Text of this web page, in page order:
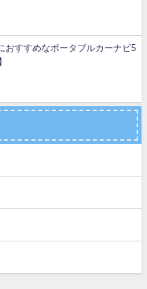
おすすめなポータブルカーナビ5